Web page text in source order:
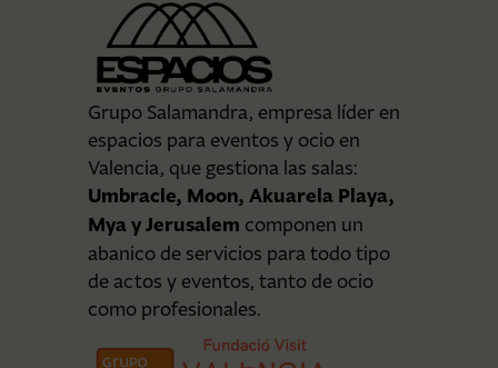
Grupo Salamandra, empresa líder en
espacios para eventos y ocio en
Valencia, que gestiona las salas:
Umbracle, Moon, Akuarela Playa,
Mya y Jerusalem componen un
abanico de servicios para todo tipo
de actos y eventos, tanto de ocio
como profesionales.